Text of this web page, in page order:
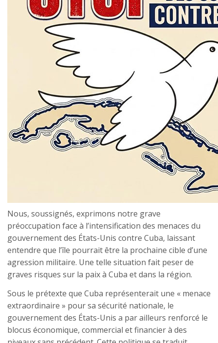
Nous, soussignés, exprimons notre grave
préoccupation face à l’intensification des menaces du
gouvernement des États-Unis contre Cuba, laissant
entendre que l’île pourrait être la prochaine cible d’une
agression militaire. Une telle situation fait peser de
graves risques sur la paix à Cuba et dans la région.
Sous le prétexte que Cuba représenterait une « menace
extraordinaire » pour sa sécurité nationale, le
gouvernement des États-Unis a par ailleurs renforcé le
blocus économique, commercial et financier à des